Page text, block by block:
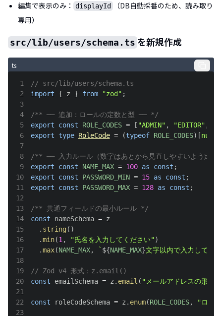
編集で表示のみ：
displayId
（DB自動採番のため、読み取り
専用）
src/lib/users/schema.ts を新規作成
ts
1
// src/lib/users/schema.ts
2
import { z } from "zod" ;
3
4
/** ── 追加：ロールの定数と型 ── */
5
export const ROLE_CODES = [ "ADMIN" , "EDITOR" ,
6
export type RoleCode = (typeof ROLE_CODES) [
7
8
/** ── 入力ルール（数字はあとから見直しやすいよう定
9
export const NAME_MAX = 100 as const ;
10
export const PASSWORD_MIN = 15 as const ;
11
export const PASSWORD_MAX = 128 as const ;
12
13
/** 共通フィールドの最小ルール */
14
const nameSchema =
15
. string( )
16
.min(1 , "氏名を入力してください")
17
.max(NAME_MAX, ` ${NAME_MAX}文字以内で入力してく
18
19
// Zod v4 形式：z.email()
20
const emailSchema = z . email ( "メールアドレスの形式
21
22
const roleCodeSchema = z . enum(ROLE_CODES,
"ロー
23